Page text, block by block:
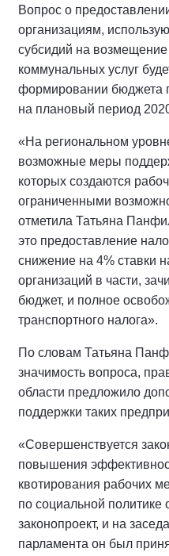
Вопрос о
организациям,
субсидий на возмещение
коммунальных услуг
формировании бюджета
на плановый период
«На региональном
возможные меры
которых создаются
ограниченными
отметила Татьяна
это предоставление
снижение на 4% ставки
организаций в части,
бюджет, и полное
транспортного налога».
По словам Татьяна
значимость вопроса,
области предложило
поддержки таких
«Совершенствуется
повышения
квотирования рабочих
по социальной
законопроект, и на
парламента он был